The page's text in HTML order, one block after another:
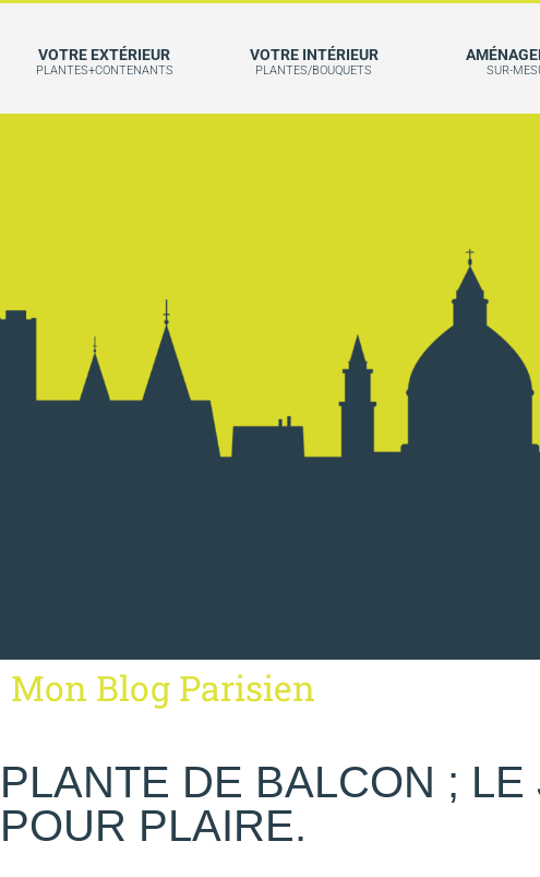
VOTRE EXTÉRIEUR
PLANTES+CONTENANTS
VOTRE INTÉRIEUR
PLANTES/BOUQUETS SUR-
Mon Blog Parisien
PLANTE DE BALCON ; LE
POUR PLAIRE.